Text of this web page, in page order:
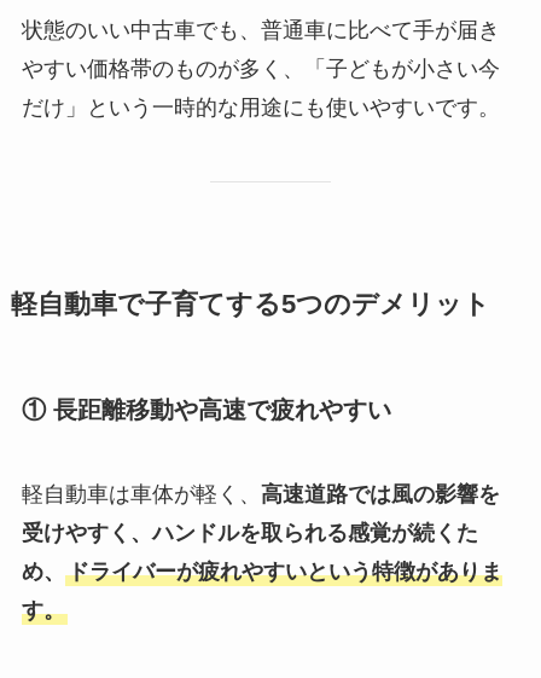
状態のいい中古車でも、普通車に比べて手が届き
やすい価格帯のものが多く、「子どもが小さい今
だけ」という一時的な用途にも使いやすいです。
軽自動車で子育てする5つのデメリット
① 長距離移動や高速で疲れやすい
軽自動車は車体が軽く、 高速道路では風の影響を
受けやすく、ハンドルを取られる感覚が続くた
め、 ドライバーが疲れやすいという特徴がありま
す。